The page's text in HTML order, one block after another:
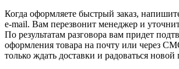
Когда оформляете быстрый заказ,
e-mail. Вам перезвонит менеджер и уточнит
По результатам разговора вам придет
оформления товара на почту или через
только ждать доставки и радоваться новой